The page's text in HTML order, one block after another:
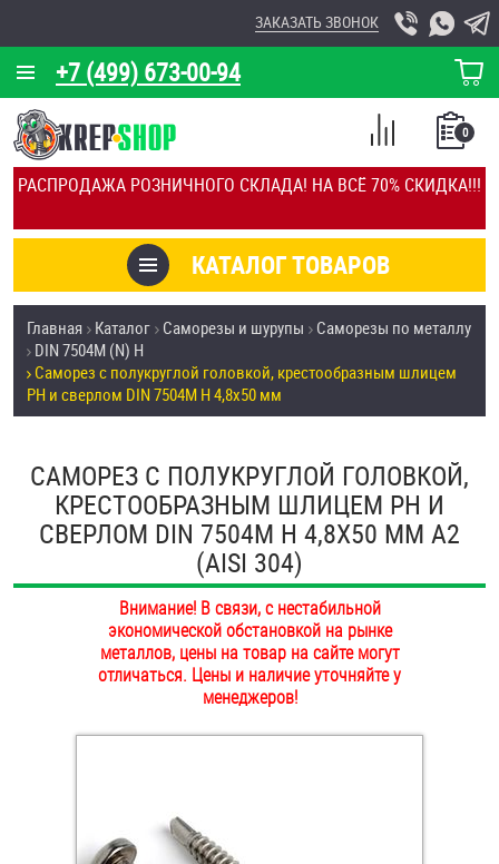
РАСПРОДАЖА РОЗНИЧНОГО СКЛАДА! НА ВСЁ 70% СКИДКА!!!
+7 (499) 673-00-94
ЗАКАЗАТЬ ЗВОНОК
КОРЗИНА
О КОМПАНИИ
КАЛЬКУЛЯТОР
ОТЗЫВЫ
УСЛУГИ
СКИДКИ
ПОКУПАТЕЛЯМ
ОПЛАТА И ДОСТАВКА
КАТАЛОГ ТОВАРОВ
0
СПИСОК
СРАВНЕНИЕ
Товары со скидкой
Анкеры
Антивандальный крепёж, инструмент
Болты и винты
Втулки
Гайки
Дюбели
Дюймовый крепёж
Инструмент
Главная Каталог Саморезы и шурупы
Саморезы по металлу
DIN 7504М (N) H
Саморез с полукруглой головкой, крестообразным шлицем
PH и сверлом DIN 7504M H 4,8х50 мм
САМОРЕЗ С ПОЛУКРУГЛОЙ ГОЛОВКОЙ,
КРЕСТООБРАЗНЫМ ШЛИЦЕМ PH И
СВЕРЛОМ DIN 7504M H 4,8Х50 ММ А2
(AISI 304)
Внимание! В связи, с нестабильной
экономической обстановкой на рынке
металлов, цены на товар на сайте могут
отличаться. Цены и наличие уточняйте у
менеджеров!